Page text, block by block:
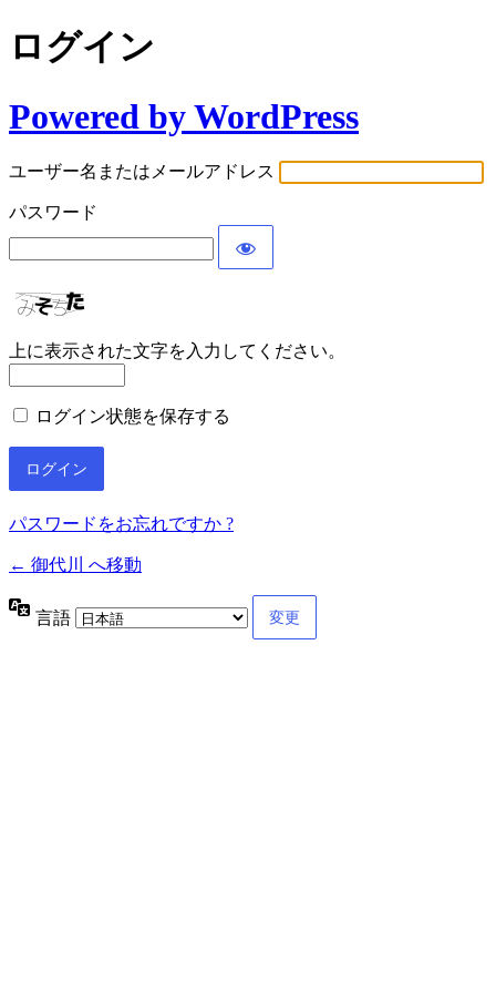
ログイン
Powered by WordPress
ユーザー名またはメールアドレス
パスワード
上に表示された文字を入力してください。
ログイン状態を保存する
パスワードをお忘れですか ?
← 御代川 へ移動
言語